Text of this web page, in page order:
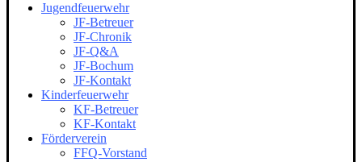
Jugendfeuerwehr
JF-Betreuer
JF-Chronik
JF-Q&A
JF-Bochum
JF-Kontakt
Kinderfeuerwehr
KF-Betreuer
KF-Kontakt
Förderverein
FFQ-Vorstand